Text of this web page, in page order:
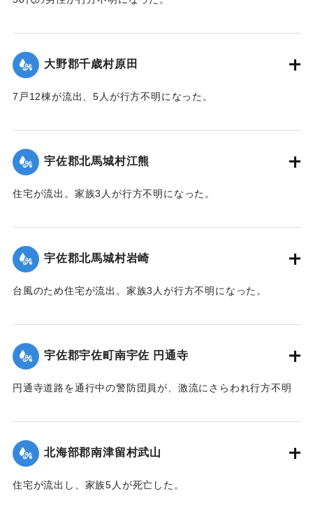
｜固有コード:00481039
大野郡千歳村原田
7戸12棟が流出、5人が行方不明になった。
｜固有コード:00481040
宇佐郡北馬城村江熊
住宅が流出。家族3人が行方不明になった。
｜固有コード:00481030
宇佐郡北馬城村岩崎
台風のため住宅が流出。家族3人が行方不明になった。
｜固有コード:00481031
宇佐郡宇佐町南宇佐 円通寺
円通寺道路を通行中の警防団員が、激流にさらわれ行方不明
｜固有コード:
北海部郡南津留村武山
住宅が流出し、家族5人が死亡した。